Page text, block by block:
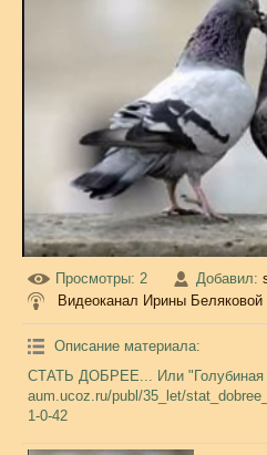
Просмотры: 2 Добавил:
Видеоканал Ирины Беляковой
Описание материала:
СТАТЬ ДОБРЕЕ... Или "Голубиная
aum.ucoz.ru/publ/35_let/
1-0-42